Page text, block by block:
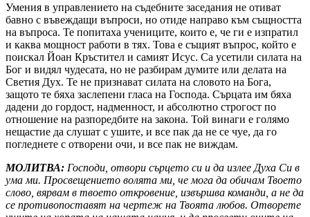
Умения в управлението на съдебните заседания не отиват
бавно с въвеждащи въпроси, но отиде направо към същността
на въпроса. Те попитаха учениците, които е, че ги е изпратил
и каква мощност работи в тях. Това е същият въпрос, който е
поискал Йоан Кръстител и самият Исус. Са усетили силата на
Бог и видял чудесата, но не разбирам думите или делата на
Светия Дух. Те не признават силата на словото на Бога,
защото те бяха заслепени гласа на Господа. Сърцата им бяха
дадени до гордост, надменност, и абсолютно строгост по
отношение на разпоредбите на закона. Той винаги е голямо
нещастие да слушат с ушите, и все пак да не се чуе, да го
погледнете с отворени очи, и все пак не виждам.
МОЛИТВА: Господи, отвори сърцето си и да излее Духа Си в
ума ми. Просвещението волята ми, че мога да обичам Твоето
слово, вярвам в твоето откровение, извършва команди, а не да
се противопоставят на чертеж на Твоята любов. Отворете